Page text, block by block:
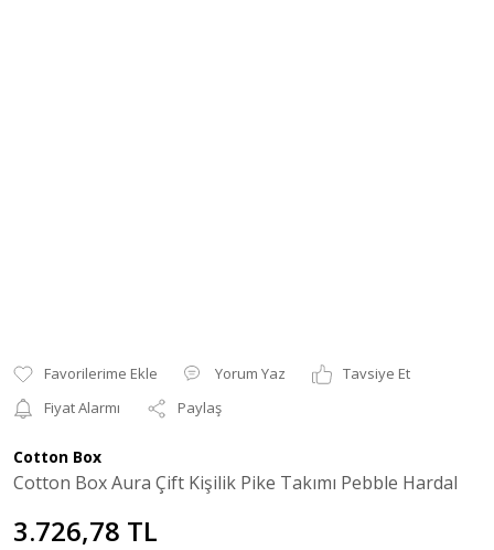
Yorum Yaz
Tavsiye Et
Fiyat Alarmı
Paylaş
Cotton Box
Cotton Box Aura Çift Kişilik Pike Takımı Pebble Hardal
3.726,78 TL